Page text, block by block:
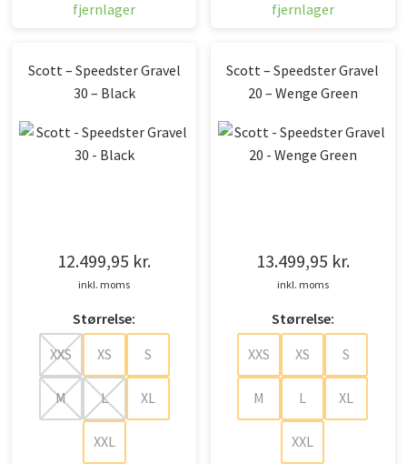
fjernlager fjernlager
Scott – Speedster Gravel
30 – Black
12.499,95 kr.
inkl. moms
Størrelse:
XXS
XS S
M L XL
XXL
Scott – Speedster Gravel
20 – Wenge Green
13.499,95 kr.
inkl. moms
Størrelse:
XXS
XS S
M L XL
XXL